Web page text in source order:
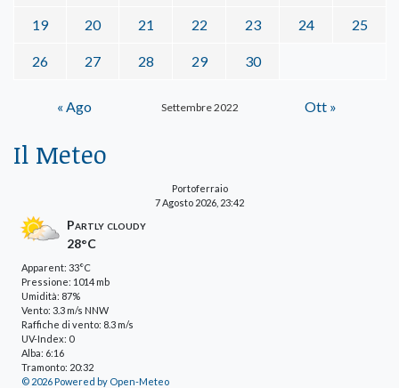
Settembre 2022
19 20 21 22 23 24 25
26 27 28 29 30
« Ago Ott »
Il Meteo
Portoferraio
7 Agosto 2026, 23:42
Partly cloudy
28°C
Apparent: 33°C
Pressione: 1014 mb
Umidità: 87%
Vento: 3.3 m/s NNW
Raffiche di vento: 8.3 m/s
UV-Index: 0
Alba: 6:16
Tramonto: 20:32
© 2026 Powered by Open-Meteo